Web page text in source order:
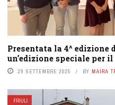
Presentata la 4^ edizione
un’edizione speciale per
29 SETTEMBRE 2025 BY MAIRA
FRIULI